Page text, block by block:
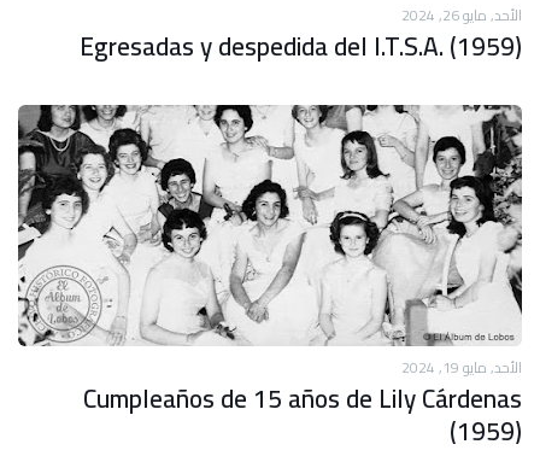
الأحد, مايو 26, 2024
Egresadas y despedida del I.T.S.A. (1959)
الأحد, مايو 19, 2024
Cumpleaños de 15 años de Lily Cárdenas
(1959)